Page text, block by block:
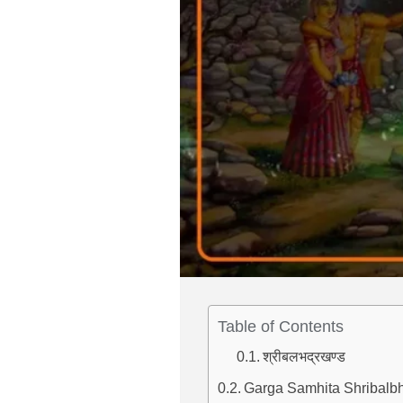
Table of Contents
श्रीबलभद्रखण्ड
Garga Samhita